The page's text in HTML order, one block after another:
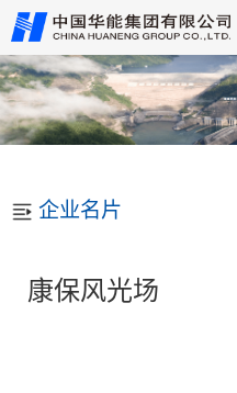
企业名片
康保风光场